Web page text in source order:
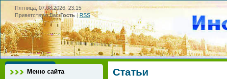
Пятница, 07.08.2026, 23:15
Приветствую Вас Гость|RSS
Меню сайта
Статьи